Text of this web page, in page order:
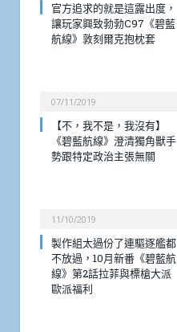
官方追求的就是這露出度，
讓玩家興致勃勃C97《碧藍
航線》敦刻爾克抱枕套
07/11/2019
【不，我不是，我沒有】
《碧藍航線》澄清獨角獸手
勢跟特定政治主張無關
11/10/2019
製作組太過份了連驅逐艦都
不放過，10月新番《碧藍航
線》第2話拉菲與標槍大派
歐派福利